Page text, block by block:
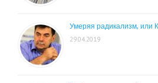
Умеряя радикализм, или
29.04.2019